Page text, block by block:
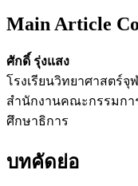
Main Article
ศักดิ์ รุ่งแสง
โรงเรียนวิทยาศาสตร์
สำนักงานคณะกรรมกา
ศึกษาธิการ
บทคัดย่อ